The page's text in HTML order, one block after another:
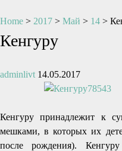
Home > 2017 > Май > 14 >
Кенгуру
adminlivt 14.05.2017
Кенгуру принадлежит к
мешками, в которых их
после рождения).